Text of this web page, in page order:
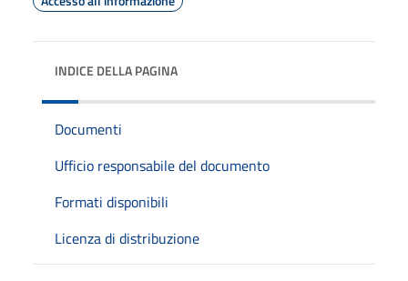
INDICE DELLA PAGINA
Documenti
Ufficio responsabile del documento
Formati disponibili
Licenza di distribuzione